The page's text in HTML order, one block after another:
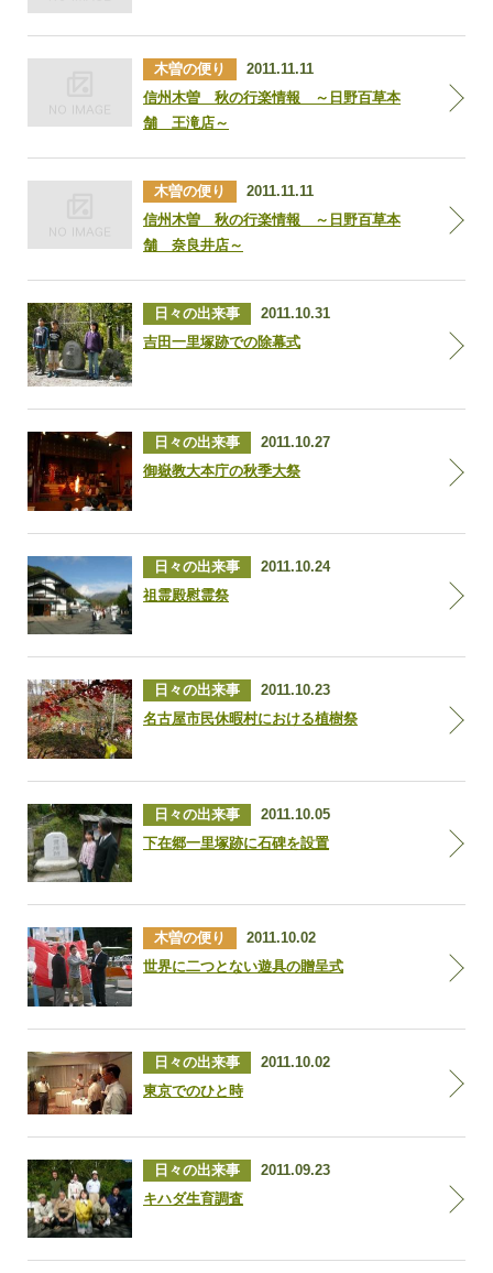
木曽の便り
2011.11.11
信州木曽 秋の行楽情報 ～日野百草本
舗 王滝店～
木曽の便り
2011.11.11
信州木曽 秋の行楽情報 ～日野百草本
舗 奈良井店～
日々の出来事
2011.10.31
吉田一里塚跡での除幕式
日々の出来事
2011.10.27
御嶽教大本庁の秋季大祭
日々の出来事
2011.10.24
祖霊殿慰霊祭
日々の出来事
2011.10.23
名古屋市民休暇村における植樹祭
日々の出来事
2011.10.05
下在郷一里塚跡に石碑を設置
木曽の便り
2011.10.02
世界に二つとない遊具の贈呈式
日々の出来事
2011.10.02
東京でのひと時
日々の出来事
2011.09.23
キハダ生育調査